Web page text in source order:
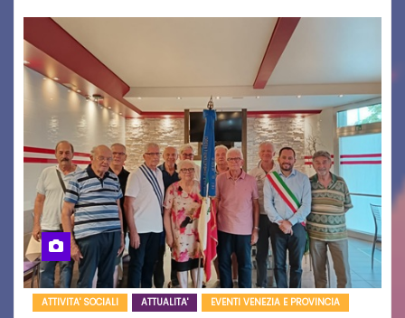
ATTIVITA' SOCIALI ATTUALITA' EVENTI VENEZIA E PROVINCIA